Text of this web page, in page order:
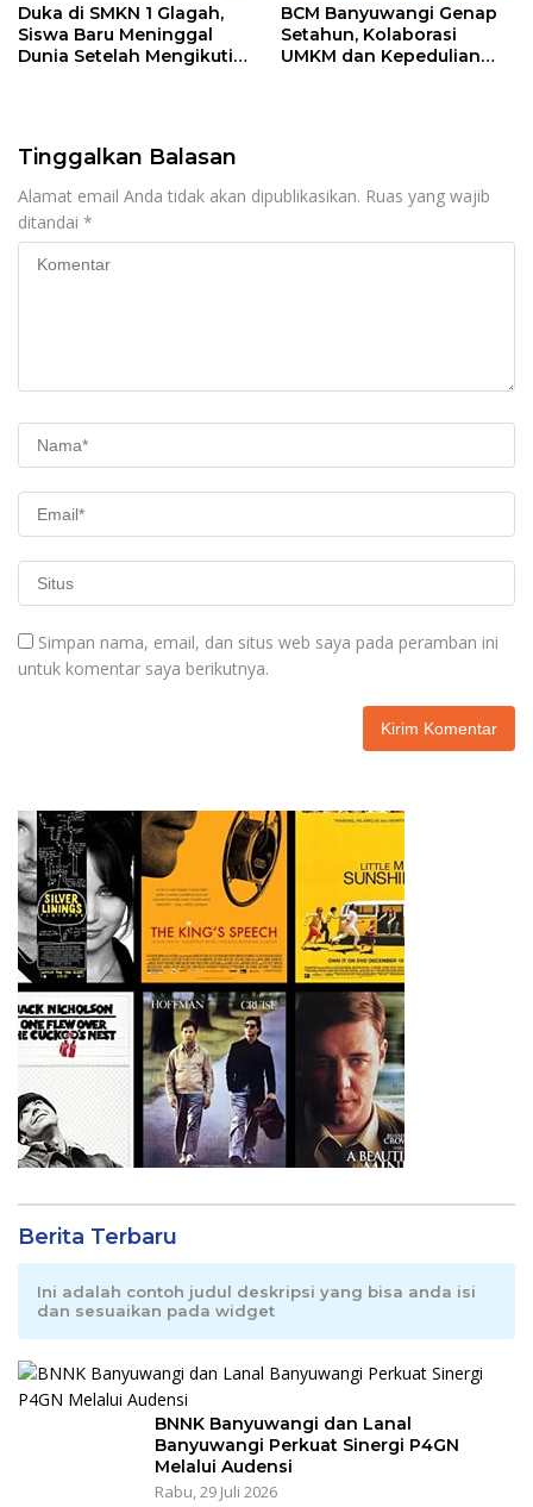
Duka di SMKN 1 Glagah,
Siswa Baru Meninggal
Dunia Setelah Mengikuti
BCM Banyuwangi Genap
Setahun, Kolaborasi
UMKM dan Kepedulian
Tinggalkan Balasan
Alamat email Anda tidak akan dipublikasikan. Ruas yang wajib
ditandai *
Simpan nama, email, dan situs web saya pada peramban ini
untuk komentar saya berikutnya.
Berita Terbaru
Ini adalah contoh judul deskripsi yang bisa anda isi
dan sesuaikan pada widget
BNNK Banyuwangi dan Lanal
Banyuwangi Perkuat Sinergi P4GN
Melalui Audensi
Rabu, 29 Juli 2026